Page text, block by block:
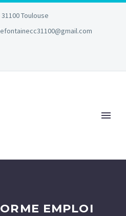
Toulouse
EMPLOI